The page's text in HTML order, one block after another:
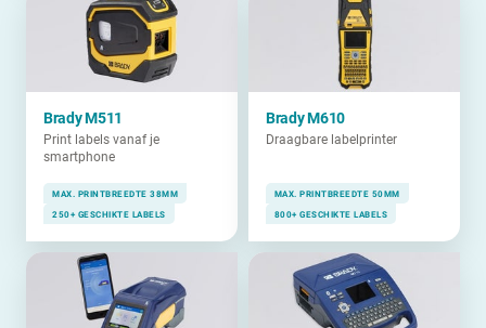
Brady M511
Print labels vanaf je
smartphone
MAX. PRINTBREEDTE 38MM
250+ GESCHIKTE LABELS
Brady M610
Draagbare labelprinter
MAX. PRINTBREEDTE 50MM
800+ GESCHIKTE LABELS